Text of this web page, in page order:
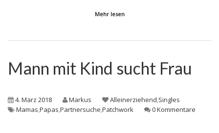
Mehr lesen
Mann mit Kind sucht Frau
4. März 2018 Markus Alleinerziehend,Singles
Mamas,Papas,Partnersuche,Patchwork 0 Kommentare